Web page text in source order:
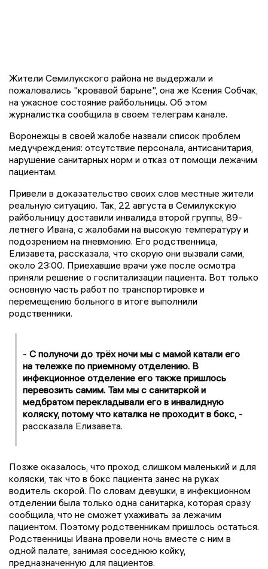
Жители Семилукского района не выдержали и
пожаловались "кровавой барыне", она же Ксения Собчак,
на ужасное состояние райбольницы. Об этом
журналистка сообщила в своем телеграм канале.
Воронежцы в своей жалобе назвали список проблем
медучреждения: отсутствие персонала, антисанитария,
нарушение санитарных норм и отказ от помощи лежачим
пациентам.
Привели в доказательство своих слов местные жители
реальную ситуацию. Так, 22 августа в Семилукскую
райбольницу доставили инвалида второй группы, 89-
летнего Ивана, с жалобами на высокую температуру и
подозрением на пневмонию. Его родственница,
Елизавета, рассказала, что скорую они вызвали сами,
около 23:00. Приехавшие врачи уже после осмотра
приняли решение о госпитализации пациента. Вот только
основную часть работ по транспортировке и
перемещению больного в итоге выполнили
родственники.
- С полуночи до трёх ночи мы с мамой катали его
на тележке по приемному отделению. В
инфекционное отделение его также пришлось
перевозить самим. Там мы с санитаркой и
медбратом перекладывали его в инвалидную
коляску, потому что каталка не проходит в бокс, -
рассказала Елизавета.
Позже оказалось, что проход слишком маленький и для
коляски, так что в бокс пациента занес на руках
водитель скорой. По словам девушки, в инфекционном
отделении была только одна санитарка, которая сразу
сообщила, что не сможет ухаживать за лежачим
пациентом. Поэтому родственникам пришлось остаться.
Родственницы Ивана провели ночь вместе с ним в
одной палате, занимая соседнюю койку,
предназначенную для пациентов.